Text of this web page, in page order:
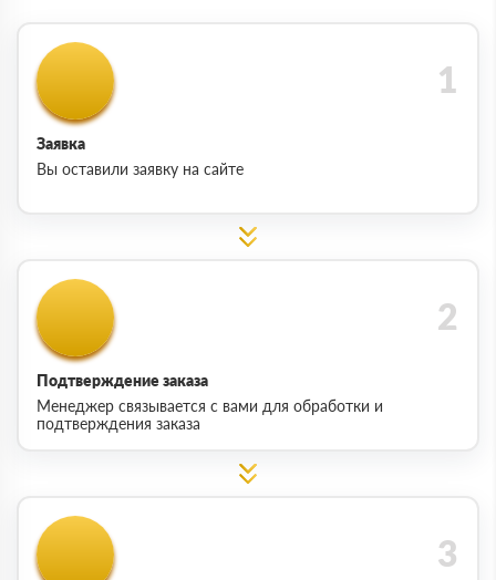
Заявка
Вы оставили заявку на сайте
Подтверждение заказа
Менеджер связывается с вами для обработки и
подтверждения заказа